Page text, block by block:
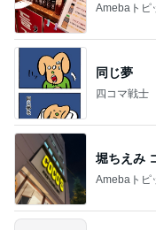
Amebaトピ
同じ夢
四コマ戦
堀ちえみ
Amebaトピ